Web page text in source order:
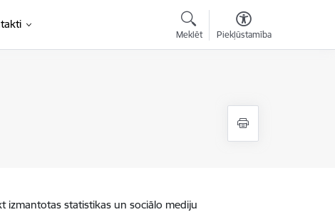
Meklēt Piekļūstamība
izmantotas statistikas un sociālo mediju